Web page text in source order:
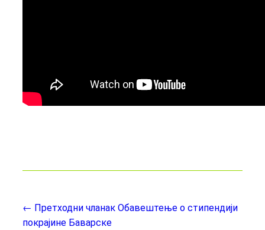
← Претходни чланак Обавештење о стипендији
покрајине Баварске